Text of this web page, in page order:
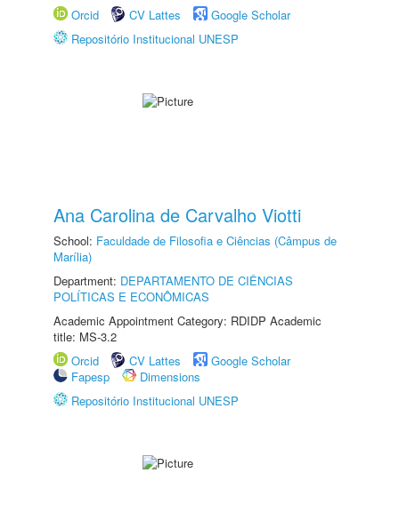
Orcid
CV Lattes
Google Scholar
Repositório Institucional UNESP
Ana Carolina de Carvalho Viotti
School: Faculdade de Filosofia e Ciências (Câmpus de
Marília)
Department: DEPARTAMENTO DE CIÊNCIAS
POLÍTICAS E ECONÔMICAS
Academic Appointment Category: RDIDP Academic
title: MS-3.2
Orcid
CV Lattes
Google Scholar
Fapesp
Dimensions
Repositório Institucional UNESP